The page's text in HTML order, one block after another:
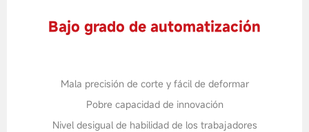
Bajo grado de automatización
Mala precisión de corte y fácil de deformar
Pobre capacidad de innovación
Nivel desigual de habilidad de los trabajadores